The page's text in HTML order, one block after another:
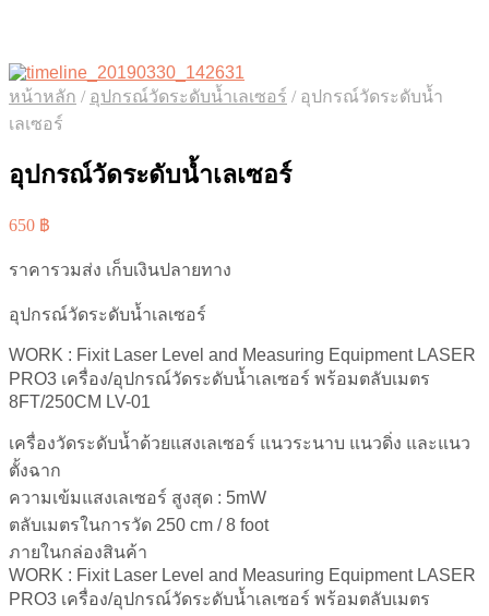
หน้าหลัก / อุปกรณ์วัดระดับน้ำเลเซอร์ /อุปกรณ์วัดระดับน้ำ
เลเซอร์
อุปกรณ์วัดระดับน้ำเลเซอร์
650 ฿
ราคารวมส่ง เก็บเงินปลายทาง
อุปกรณ์วัดระดับน้ำเลเซอร์
WORK : Fixit Laser Level and Measuring Equipment LASER
PRO3 เครื่อง/อุปกรณ์วัดระดับน้ำเลเซอร์ พร้อมตลับเมตร
8FT/250CM LV-01
เครื่องวัดระดับน้ำด้วยแสงเลเซอร์ แนวระนาบ แนวดิ่ง และแนว
ตั้งฉาก
ความเข้มแสงเลเซอร์ สูงสุด : 5mW
ตลับเมตรในการวัด 250 cm / 8 foot
ภายในกล่องสินค้า
WORK : Fixit Laser Level and Measuring Equipment LASER
PRO3 เครื่อง/อุปกรณ์วัดระดับน้ำเลเซอร์ พร้อมตลับเมตร